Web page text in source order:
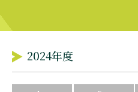
2024年度